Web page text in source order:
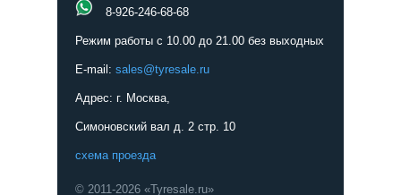
8-926-246-68-68
Режим работы с 10.00 до 21.00 без выходных
E-mail: sales@tyresale.ru
Адрес: г. Москва,
Симоновский вал д. 2 стр. 10
схема проезда
© 2011-2026 «Tyresale.ru»